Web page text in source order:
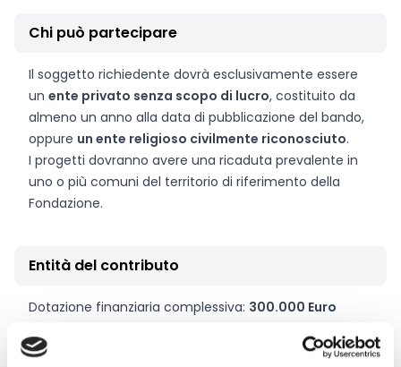
Chi può partecipare
Il soggetto richiedente dovrà esclusivamente essere
un ente privato senza scopo di lucro, costituito da
almeno un anno alla data di pubblicazione del bando,
oppure un ente religioso civilmente riconosciuto.
I progetti dovranno avere una ricaduta prevalente in
uno o più comuni del territorio di riferimento della
Fondazione.
Entità del contributo
Dotazione finanziaria complessiva: 300.000 Euro
Intensità dell’aiuto: